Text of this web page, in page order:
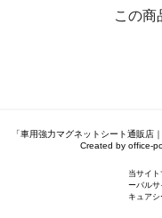
この商
「車用強力マグネットシート通販店
Created by office-
当サイ
ーバルサ
キュア